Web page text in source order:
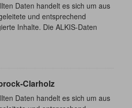
Daten handelt es sich um aus
und entsprechend
Inhalte. Die ALKIS-Daten
Clarholz
Daten handelt es sich um aus